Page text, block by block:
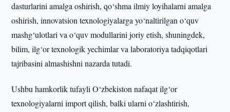
dasturlarini amalga oshirish, qo‘shma ilmiy loyihalarni amalga
oshirish, innovatsion texnologiyalarga yo‘naltirilgan o‘quv
mashg‘ulotlari va o‘quv modullarini joriy etish, shuningdek,
bilim, ilg‘or texnologik yechimlar va laboratoriya tadqiqotlari
tajribasini almashishni nazarda tutadi.
Ushbu hamkorlik tufayli O‘zbekiston nafaqat ilg‘or
texnologiyalarni import qilish, balki ularni o‘zlashtirish,